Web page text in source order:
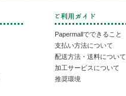
Papermallでできること
支払い方法について
配送方法・送料について
加工サービスについて
推奨環境